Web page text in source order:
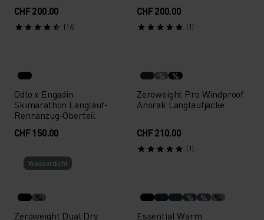
CHF 200.00
(16)
CHF 200.00
(1)
Odlo x Engadin
Skimarathon Langlauf-
Rennanzug-Oberteil
CHF 150.00
% %
Zeroweight Pro Windproof
Anorak Langlaufjacke
CHF 210.00
(1)
Wasserdicht
%
Zeroweight Dual Dry
% % %
Essential Warm